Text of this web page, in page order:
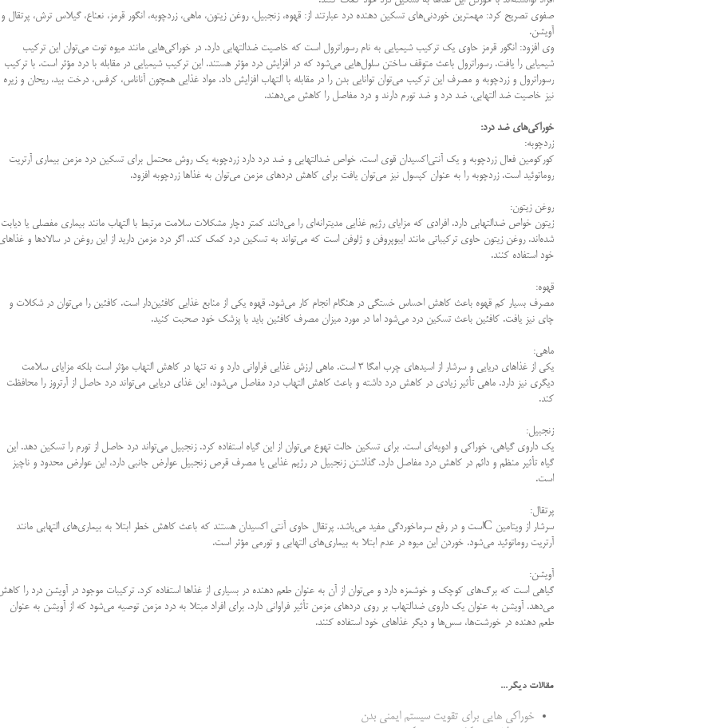
صفوی تصریح کرد: مهمترین خوردنی‌های تسکین دهنده درد عبارتند از: قهوه، زنجبیل، روغن زیتون، ماهی، زردچوبه، انگور قرمز، نعناع، گیلاس ترش، پرتقال و
آویشن.
وی افزود: انگور قرمز حاوی یک ترکیب شیمیایی به نام رسوراترول است که خاصیت ضدالتهابی دارد. در خوراکی‌هایی مانند میوه توت می‌توان این ترکیب
شیمیایی را یافت. رسوراترول باعث متوقف ساختن سلول‌هایی می‌شود که در افزایش درد مؤثر هستند. این ترکیب شیمیایی در مقابله با درد مؤثر است. با ترکیب
رسوراترول و زردچوبه و مصرف این ترکیب می‌توان توانایی بدن را در مقابله با التهاب افزایش داد. مواد غذایی همچون آناناس، کرفس، درخت بید، ریحان و زیره
نیز خاصیت ضد التهابی، ضد درد و ضد تورم دارند و درد مفاصل را کاهش می‌دهند.
خوراکی‌های ضد درد:
زردچوبه:
کورکومین فعال زردچوبه و یک آنتی‌اکسیدان قوی است. خواص ضدالتهابی و ضد درد دارد زردچوبه یک روش محتمل برای تسکین درد مزمن بیماری آرتریت
روماتوئید است. زردچوبه را به عنوان کپسول نیز می‌توان یافت برای کاهش دردهای مزمن می‌توان به غذا‌ها زردچوبه افزود.
روغن زیتون:
زیتون خواص ضدالتهابی دارد. افرادی که مزایای رژیم غذایی مدیترانه‌ای را می‌دانند کمتر دچار مشکلات سلامت مرتبط با التهاب مانند بیماری مفصلی یا دیابت
شده‌اند. روغن زیتون حاوی ترکیباتی مانند ایبوپروفن و ژلوفن است که می‌تواند به تسکین درد کمک کند. اگر درد مزمن دارید از این روغن در سالاد‌ها و
خود استفاده کنند.
قهوه:
مصرف بسیار کم قهوه باعث کاهش احساس خستگی در هنگام انجام کار می‌شود. قهوه یکی از منابع غذایی کافئین‌دار است. کافئین را می‌توان در شکلات و
چای نیز یافت. کافئین باعث تسکین درد می‌شود اما در مورد میزان مصرف کافئین باید با پزشک خود صحبت کنید.
ماهی:
یکی از غذاهای دریایی و سرشار از اسیدهای چرب امگا ۳ است. ماهی ارزش غذایی فراوانی دارد و نه تنها در کاهش التهاب مؤثر است بلکه مزایای سلامت
دیگری نیز دارد. ماهی تأثیر زیادی در کاهش درد داشته و باعث کاهش التهاب درد مفاصل می‌شود، این غذای دریایی می‌تواند درد حاصل از آرتروز را محافظت
کند.
زنجبیل:
یک داروی گیاهی، خوراکی و ادویه‌ای است. برای تسکین حالت تهوع می‌توان از این گیاه استفاده کرد. زنجبیل می‌تواند درد حاصل از تورم را تسکین دهد. این
گیاه تأثیر منظم و دائم در کاهش درد مفاصل دارد. گذاشتن زنجبیل در رژیم غذایی یا مصرف قرص زنجبیل عوارض جانبی دارد، این عوارض محدود و ناچیز
است.
پرتقال:
سرشار از ویتامین Cاست و در رفع سرماخوردگی مفید می‌باشد. پرتقال حاوی آنتی اکسیدان هستند که باعث کاهش خطر ابتلا به بیماری‌های التهابی مانند
آرتریت روماتوئید می‌شود. خوردن این میوه در عدم ابتلا به بیماری‌های التهابی و تورمی مؤثر است.
آویشن:
گیاهی است که برگ‌های کوچک و خوشمزه دارد و می‌توان از آن به عنوان طعم دهنده در بسیاری از غذا‌ها استفاده کرد. ترکیبات موجود در آویشن درد را
می‌دهد. آویشن به عنوان یک داروی ضدالتهاب بر روی دردهای مزمن تأثیر فراوانی دارد. برای افراد مبتلا به درد مزمن توصیه می‌شود که از آویشن به عنوان
طعم دهنده در خورشت‌ها، سس‌ها و دیگر غذاهای خود استفاده کنند.
مقالات دیگر...
خوراکی هایی برای تقویت سیستم ایمنی بدن